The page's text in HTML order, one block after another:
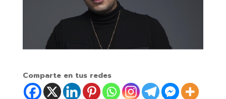
Comparte en tus redes